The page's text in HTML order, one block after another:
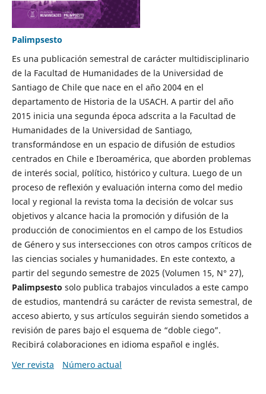
Palimpsesto
Es una publicación semestral de carácter multidisciplinario
de la Facultad de Humanidades de la Universidad de
Santiago de Chile que nace en el año 2004 en el
departamento de Historia de la USACH. A partir del año
2015 inicia una segunda época adscrita a la Facultad de
Humanidades de la Universidad de Santiago,
transformándose en un espacio de difusión de estudios
centrados en Chile e Iberoamérica, que aborden problemas
de interés social, político, histórico y cultura. Luego de un
proceso de reflexión y evaluación interna como del medio
local y regional la revista toma la decisión de volcar sus
objetivos y alcance hacia la promoción y difusión de la
producción de conocimientos en el campo de los Estudios
de Género y sus intersecciones con otros campos críticos de
las ciencias sociales y humanidades. En este contexto, a
partir del segundo semestre de 2025 (Volumen 15, N° 27),
Palimpsesto solo publica trabajos vinculados a este campo
de estudios, mantendrá su carácter de revista semestral, de
acceso abierto, y sus artículos seguirán siendo sometidos a
revisión de pares bajo el esquema de “doble ciego”.
Recibirá colaboraciones en idioma español e inglés.
Ver revista
Número actual